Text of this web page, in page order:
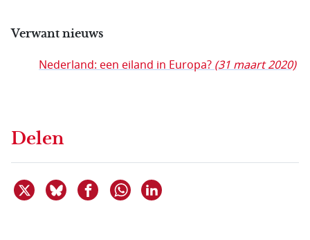
Verwant nieuws
Nederland: een eiland in Europa?(31 maart 2020)
Delen
Deel dit item op X
Deel dit item op Bluesky
Deel dit item op Facebook
Delen via WhatsApp